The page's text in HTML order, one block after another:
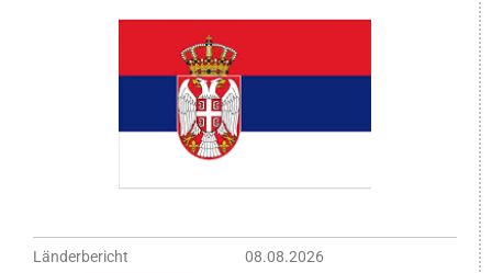
Länderbericht
08.08.2026